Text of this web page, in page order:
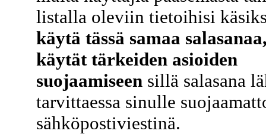
listalla oleviin tietoihisi
käytä tässä samaa
käytät tärkeiden asioiden
suojaamiseen sillä salasana
tarvittaessa sinulle
sähköpostiviestinä.